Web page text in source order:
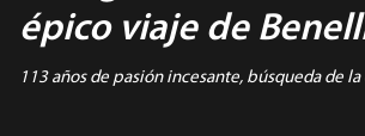
épico viaje de
113 años de pasión incesante, búsqueda de